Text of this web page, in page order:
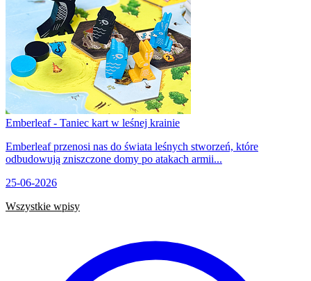
Emberleaf - Taniec kart w leśnej krainie
Emberleaf przenosi nas do świata leśnych stworzeń, które
odbudowują zniszczone domy po atakach armii...
25-06-2026
Wszystkie wpisy